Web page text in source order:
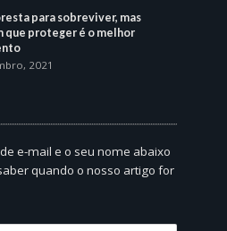
para sobreviver, mas
que proteger é o melhor
2021
e-mail e o seu nome abaixo
quando o nosso artigo for